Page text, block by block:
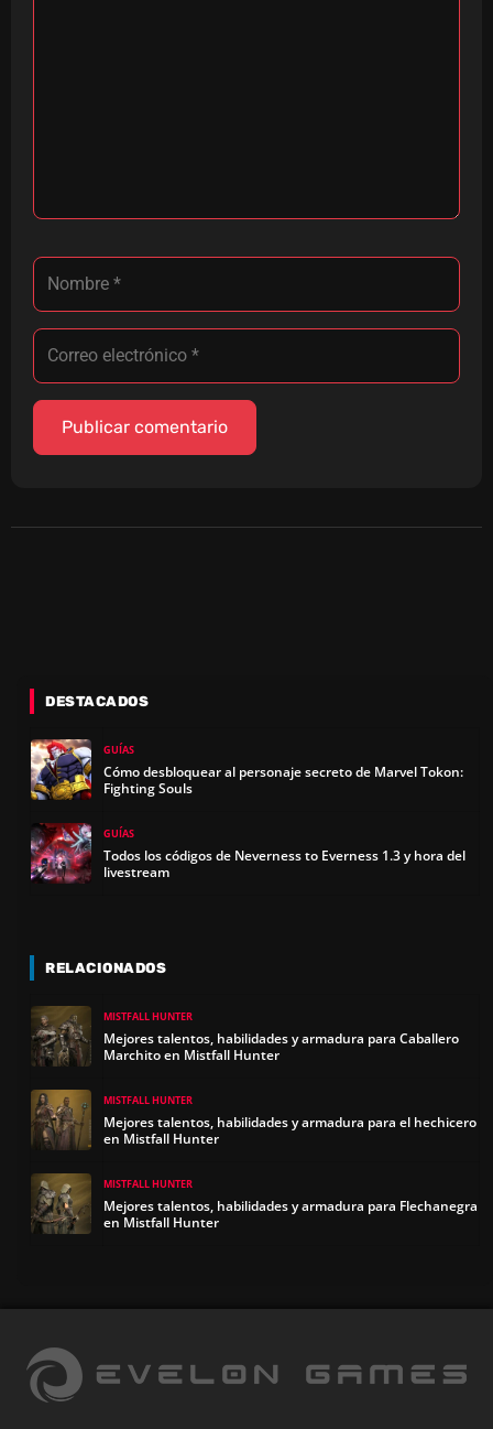
DESTACADOS
GUÍAS
Cómo desbloquear al personaje secreto de Marvel Tokon:
Fighting Souls
GUÍAS
Todos los códigos de Neverness to Everness 1.3 y hora del
livestream
RELACIONADOS
MISTFALL HUNTER
Mejores talentos, habilidades y armadura para Caballero
Marchito en Mistfall Hunter
MISTFALL HUNTER
Mejores talentos, habilidades y armadura para el hechicero
en Mistfall Hunter
MISTFALL HUNTER
Mejores talentos, habilidades y armadura para Flechanegra
en Mistfall Hunter